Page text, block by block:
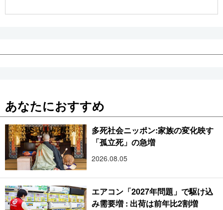
あなたにおすすめ
多死社会ニッポン:家族の変化映す
「孤立死」の急増
2026.08.05
エアコン「2027年問題」で駆け込
み需要増 : 出荷は前年比2割増